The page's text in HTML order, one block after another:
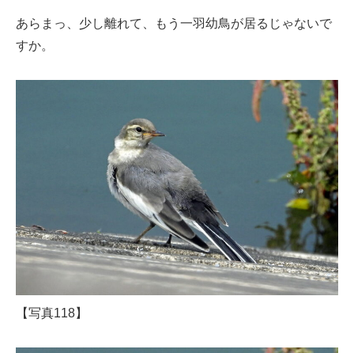
あらまっ、少し離れて、もう一羽幼鳥が居るじゃないで
すか。
【写真118】